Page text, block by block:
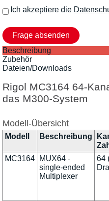
Ich akzeptiere die
Beschreibung
Zubehör
Dateien/Downloads
Rigol MC3164 64-
das M300-System
Modell-Übersicht
Modell Beschreibung
MC3164
MUX64 -
single-ended
Multiplexer
64